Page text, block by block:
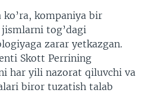
kompaniya bir
tog’dagi
zarar yetkazgan.
Skott Perrining
har yili nazorat qiluvchi va
biror tuzatish talab